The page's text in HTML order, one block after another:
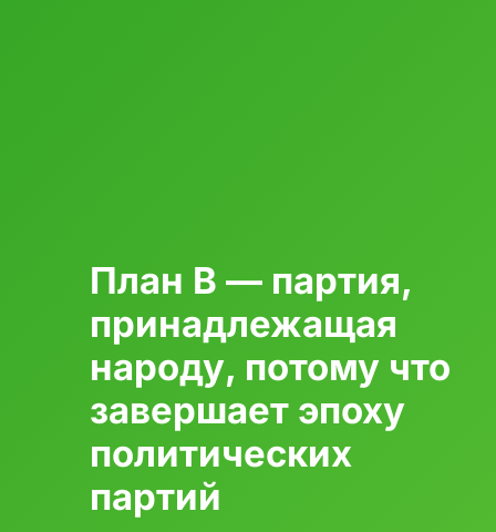
План B — партия,
принадлежащая
народу, потому что
завершает эпоху
политических
партий